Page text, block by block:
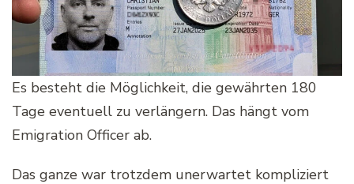
Es besteht die Möglichkeit, die gewährten 180
Tage eventuell zu verlängern. Das hängt vom
Emigration Officer ab.
Das ganze war trotzdem unerwartet kompliziert